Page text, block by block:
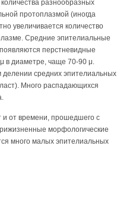
разнообразных
протоплазмой (иногда
увеличивается количество
Средние эпителиальные
перстневидные
в диаметре, чаще 70-90 μ.
делении средних эпителиальных
Много распадающихся
и от времени, прошедшего с
морфологические
много малых эпителиальных